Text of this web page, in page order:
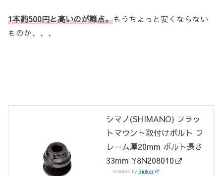
1本約500円と高いのが難点。もうちょっと安くならない
ものか、、、
シマノ(SHIMANO) フラッ
トマウント取付けボルト フ
レーム厚20mm ボルト長さ
33mm Y8N208010
created by Rinker